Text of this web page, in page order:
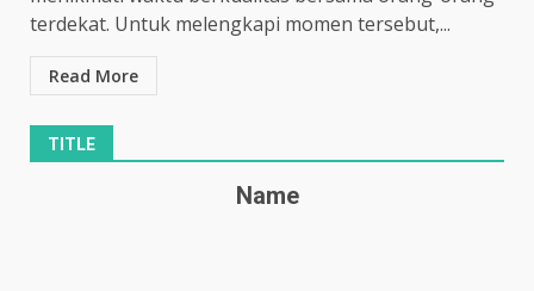
terdekat. Untuk melengkapi momen tersebut,...
Read More
TITLE
Name